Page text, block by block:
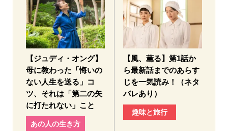
【ジュディ・オング】
母に教わった「悔いの
ない人生を送る」コ
ツ、それは「第二の矢
に打たれない」こと
あの人の生き方
【風、薫る】第1話か
ら最新話までのあらす
じを一気読み！（ネタ
バレあり）
趣味と旅行